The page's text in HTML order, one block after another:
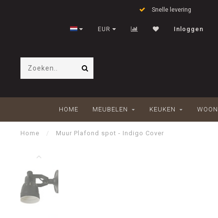
Snelle levering
EUR Inloggen
HOME MEUBELEN KEUKEN
Home / Muur Plafond spot - Indigo Cover